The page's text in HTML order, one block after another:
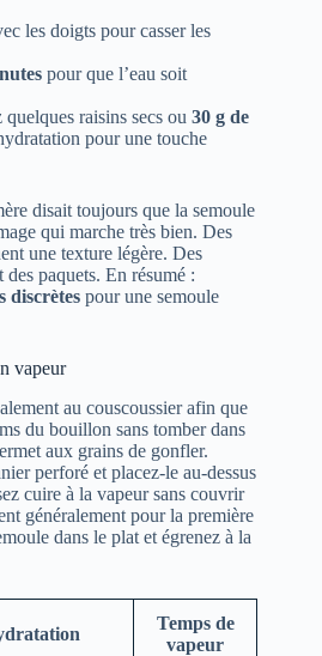
les doigts pour casser les
pour que l’eau soit
raisins secs ou 30 g de
pour une touche
disait toujours que la semoule
qui marche très bien. Des
une texture légère. Des
paquets. En résumé :
discrètes pour une semoule
vapeur
au couscoussier afin que
du bouillon sans tomber dans
aux grains de gonfler.
perforé et placez-le au-dessus
cuire à la vapeur sans couvrir
généralement pour la première
dans le plat et égrenez à la
Temps de
vapeur